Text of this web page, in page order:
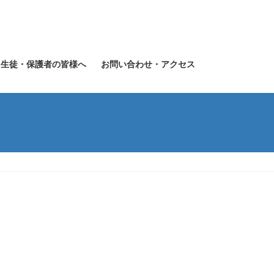
生徒・保護者の皆様へ お問い合わせ・アクセス